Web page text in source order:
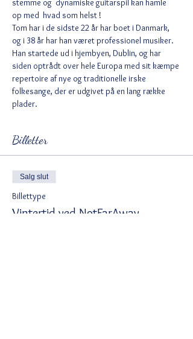
stemme og  dynamiske guitarspil kan hamle
op med  hvad som helst !
Tom har i de sidste 22 år har boet i Danmark,
og i 38 år har han været professionel musiker.
Han startede ud i hjembyen, Dublin, og har
siden optrådt over hele Europa med sit kæmpe
repertoire af nye og traditionelle irske
folkesange, der er udgivet på en lang række
plader.
Billetter
Salg slut
Billettype
Vintertid ved NotFarAway....